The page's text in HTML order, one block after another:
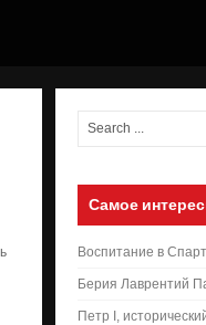
Самое
Воспитание в
Берия Лаврентий
Петр I,